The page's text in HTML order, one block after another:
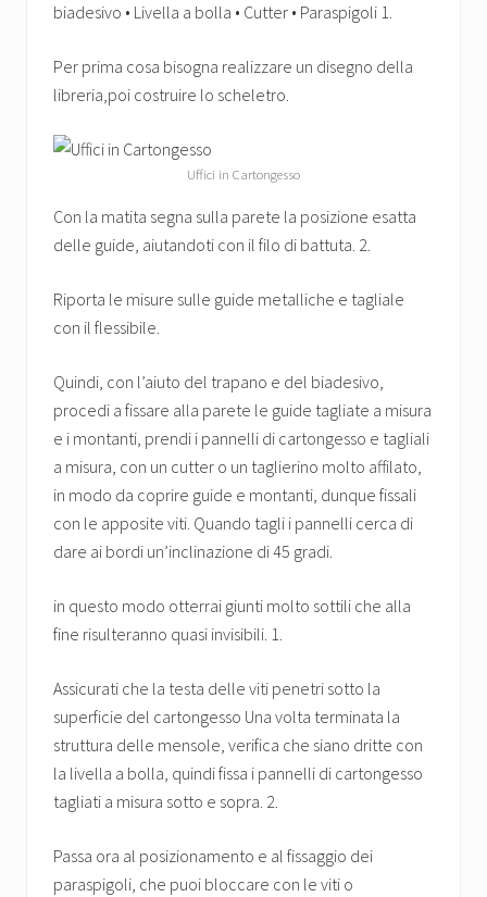
biadesivo • Livella a bolla • Cutter • Paraspigoli 1.
Per prima cosa bisogna realizzare un disegno della
libreria,poi costruire lo scheletro.
Uffici in Cartongesso
Con la matita segna sulla parete la posizione esatta
delle guide, aiutandoti con il filo di battuta. 2.
Riporta le misure sulle guide metalliche e tagliale
con il flessibile.
Quindi, con l’aiuto del trapano e del biadesivo,
procedi a fissare alla parete le guide tagliate a misura
e i montanti, prendi i pannelli di cartongesso e tagliali
a misura, con un cutter o un taglierino molto affilato,
in modo da coprire guide e montanti, dunque fissali
con le apposite viti. Quando tagli i pannelli cerca di
dare ai bordi un’inclinazione di 45 gradi.
in questo modo otterrai giunti molto sottili che alla
fine risulteranno quasi invisibili. 1.
Assicurati che la testa delle viti penetri sotto la
superficie del cartongesso Una volta terminata la
struttura delle mensole, verifica che siano dritte con
la livella a bolla, quindi fissa i pannelli di cartongesso
tagliati a misura sotto e sopra. 2.
Passa ora al posizionamento e al fissaggio dei
paraspigoli, che puoi bloccare con le viti o